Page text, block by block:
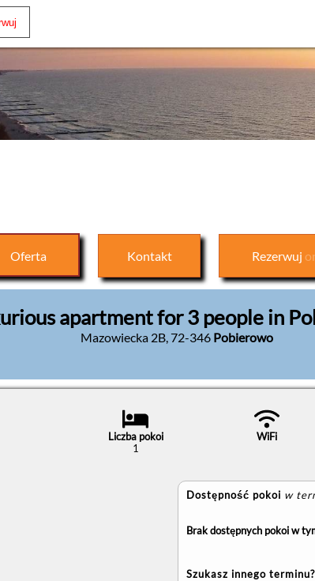
Oferta Kontakt Rezerwuj
apartment for 3 people in
Mazowiecka 2B,72-346 Pobierowo
Liczba pokoi
1
WiFi
Dostępność pokoi w
Brak dostępnych pokoi w
Szukasz innego terminu?